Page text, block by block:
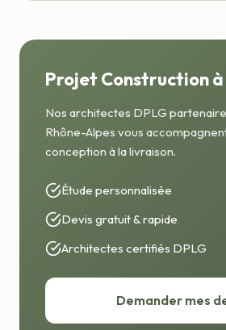
Projet Construction à
Nos architectes DPLG
Rhône-Alpes vous
conception à la livraison.
Étude personnalisée
Devis gratuit & rapide
Architectes certifiés DPLG
Demander mes